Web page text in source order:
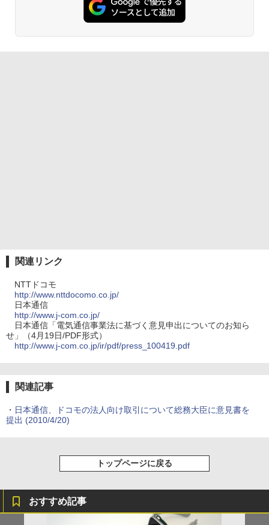
関連リンク
NTTドコモ
http://www.nttdocomo.co.jp/
日本通信
http://www.j-com.co.jp/
日本通信「電気通信事業法に基づく意見申出についてのお知ら
せ」（4月19日/PDF形式）
http://www.j-com.co.jp/ir/pdf/press_100419.pdf
関連記事
・ 日本通信、ドコモの法人向け取引について総務大臣に意見書を
提出 (2010/4/20)
トップページに戻る
おすすめ記事